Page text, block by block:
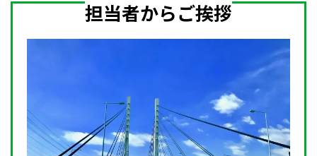
担当者からご挨拶